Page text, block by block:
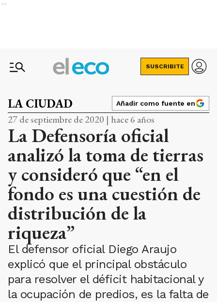
Ads
SUSCRIBITE
LA CIUDAD Añadir como fuente en
27 de septiembre de 2020 | hace 6 años
La Defensoría oficial
analizó la toma de tierras
y consideró que “en el
fondo es una cuestión de
distribución de la
riqueza”
El defensor oficial Diego Araujo
explicó que el principal obstáculo
para resolver el déficit habitacional y
la ocupación de predios, es la falta de